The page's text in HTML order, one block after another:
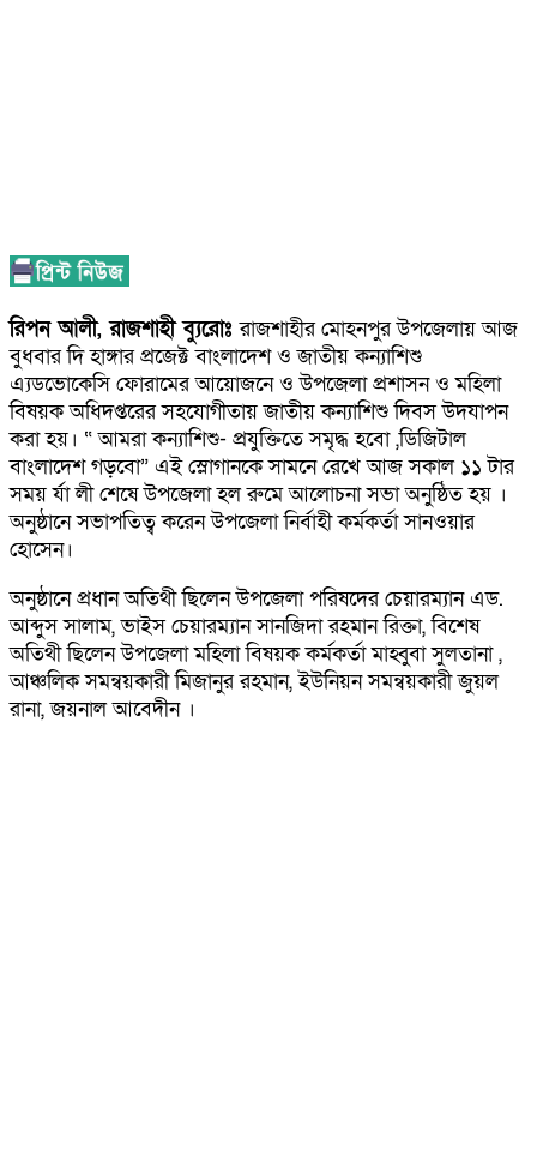
রিপন আলী, রাজশাহী ব্যুরোঃরাজশাহীর মোহনপুর উপজেলায় আজ
বুধবার দি হাঙ্গার প্রজেক্ট বাংলাদেশ ও জাতীয় কন্যাশিশু
এ্যডভোকেসি ফোরামের আয়োজনে ও উপজেলা প্রশাসন ও মহিলা
বিষয়ক অধিদপ্তরের সহযোগীতায় জাতীয় কন্যাশিশু দিবস উদযাপন
করা হয়। “ আমরা কন্যাশিশু- প্রযুক্তিতে সমৃদ্ধ হবো ,ডিজিটাল
বাংলাদেশ গড়বো” এই স্লোগানকে সামনে রেখে আজ সকাল ১১ টার
সময় র্যা লী শেষে উপজেলা হল রুমে আলোচনা সভা অনুষ্ঠিত হয় ।
অনুষ্ঠানে সভাপতিত্ব করেন উপজেলা নির্বাহী কর্মকর্তা সানওয়ার
হোসেন।
অনুষ্ঠানে প্রধান অতিথী ছিলেন উপজেলা পরিষদের চেয়ারম্যান এড.
আব্দুস সালাম, ভাইস চেয়ারম্যান সানজিদা রহমান রিক্তা, বিশেষ
অতিথী ছিলেন উপজেলা মহিলা বিষয়ক কর্মকর্তা মাহ্বুবা সুলতানা ,
আঞ্চলিক সমন্বয়কারী মিজানুর রহমান, ইউনিয়ন সমন্বয়কারী জুয়ল
রানা, জয়নাল আবেদীন ।